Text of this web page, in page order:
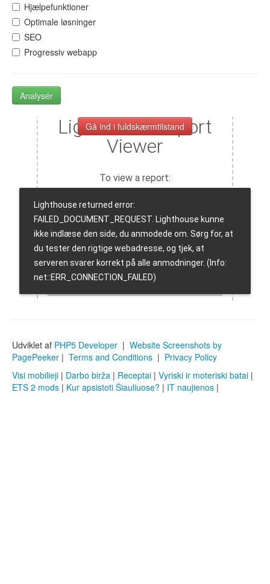
Hjælpefunktioner
Optimale løsninger
SEO
Progressiv webapp
Analysér
Gå ind i fuldskærmtilstand
Udviklet af PHP5 Developer | Website Screenshots by
PagePeeker | Terms and Conditions | Privacy Policy
Visi mobilieji | Darbo birža | Receptai | Vyriski ir moteriski batai |
ETS 2 mods | Kur apsistoti Šiauliuose? | IT naujienos |